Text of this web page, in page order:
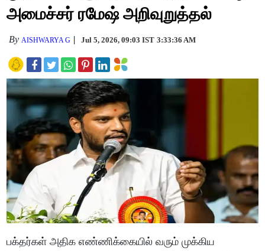
அமைச்சர் ரமேஷ் அறிவுறுத்தல்
By AISHWARYA G Jul 5, 2026, 09:03 IST 3:33:36 AM
பக்தர்கள் அதிக எண்ணிக்கையில் வரும் முக்கிய